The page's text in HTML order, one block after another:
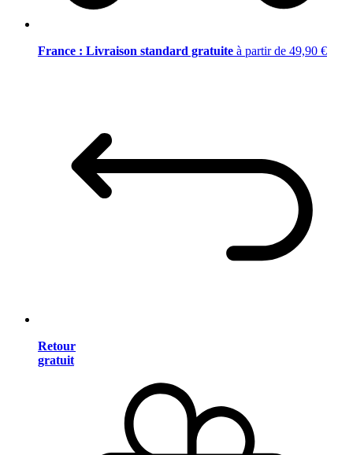
France : Livraison standard gratuite à partir de 49,90 €
Retour
gratuit